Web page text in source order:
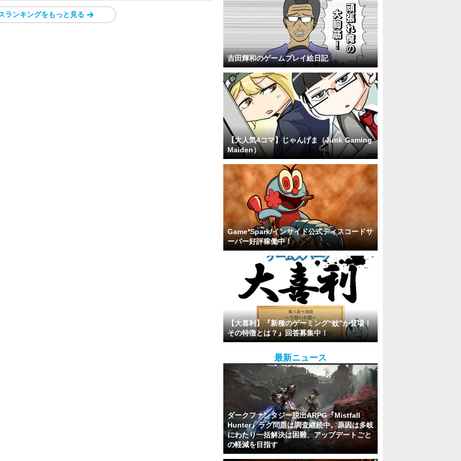
ランキングをもっと見る
吉田輝和のゲームプレイ絵日記
【大人気4コマ】じゃんげま（Junk Gaming
Maiden）
Game*Spark/インサイド公式ディスコードサ
ーバー好評稼働中！
【大喜利】『新種のゲーミング“蚊”が登場！
その特徴とは？』回答募集中！
最新ニュース
ダークファンタジー脱出ARPG『Mistfall
Hunter』ラグ問題は調査継続中。原因は多岐
にわたり一括解決は困難、アップデートごと
の軽減を目指す